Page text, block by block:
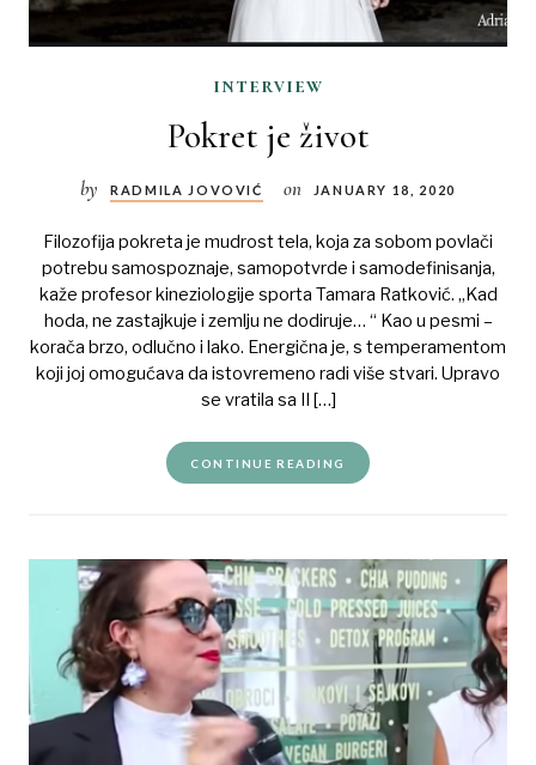
interview
Pokret je život
by RADMILA JOVOVIĆ on JANUARY 18, 2020
Filozofija pokreta je mudrost tela, koja za sobom povlači
potrebu samospoznaje, samopotvrde i samodefinisanja,
kaže profesor kineziologije sporta Tamara Ratković. „Kad
hoda, ne zastajkuje i zemlju ne dodiruje… “ Kao u pesmi –
korača brzo, odlučno i lako. Energična je, s temperamentom
koji joj omogućava da istovremeno radi više stvari. Upravo
se vratila sa II […]
CONTINUE READING